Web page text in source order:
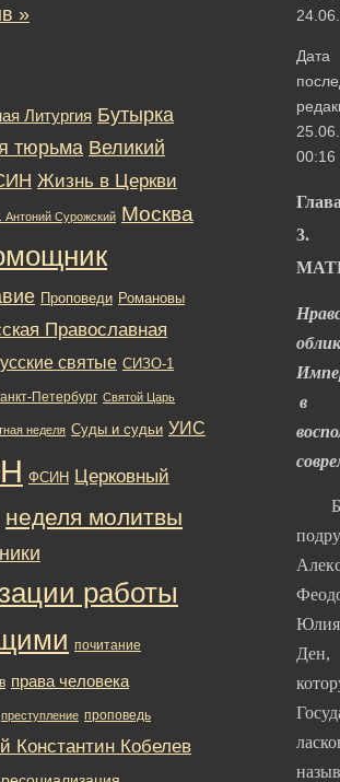
Дата
00:16
3.
облик
в
Юлия
Ден,
»
Литургия Бутырка
тюрьма Великий
Жизнь в Церкви
Антоний Сурожский Москва
Проповеди Романовы
Православная
святые СИЗО-1
Петербург Святой Царь
неделя Суды и судьи УИС
ФСИН Церковный
неделя молитвы
работы
почитание
права человека
преступление проповедь
Константин Кобелев